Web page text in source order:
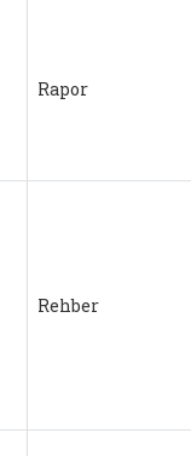
Rapor
Rehber